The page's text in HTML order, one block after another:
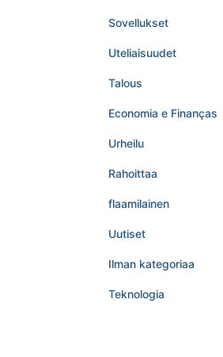
Sovellukset
Uteliaisuudet
Talous
Economia e Finanças
Urheilu
Rahoittaa
flaamilainen
Uutiset
Ilman kategoriaa
Teknologia